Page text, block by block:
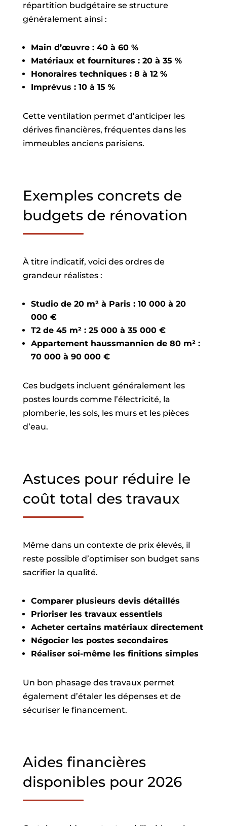
répartition budgétaire se structure
généralement ainsi :
Main d’œuvre : 40 à 60 %
Matériaux et fournitures : 20 à 35 %
Honoraires techniques : 8 à 12 %
Imprévus : 10 à 15 %
Cette ventilation permet d’anticiper les
dérives financières, fréquentes dans les
immeubles anciens parisiens.
Exemples concrets de
budgets de rénovation
À titre indicatif, voici des ordres de
grandeur réalistes :
Studio de 20 m² à Paris : 10 000 à 20
000 €
T2 de 45 m² : 25 000 à 35 000 €
Appartement haussmannien de 80 m² :
70 000 à 90 000 €
Ces budgets incluent généralement les
postes lourds comme l’électricité, la
plomberie, les sols, les murs et les pièces
d’eau.
Astuces pour réduire le
coût total des travaux
Même dans un contexte de prix élevés, il
reste possible d’optimiser son budget sans
sacrifier la qualité.
Comparer plusieurs devis détaillés
Prioriser les travaux essentiels
Acheter certains matériaux directement
Négocier les postes secondaires
Réaliser soi-même les finitions simples
Un bon phasage des travaux permet
également d’étaler les dépenses et de
sécuriser le financement.
Aides financières
disponibles pour 2026